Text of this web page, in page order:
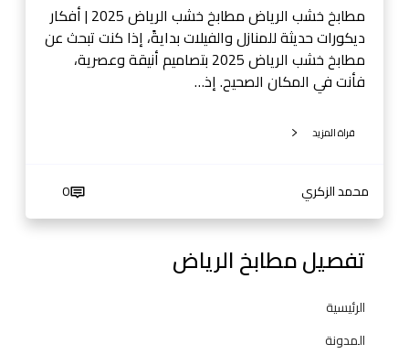
مطابخ خشب الرياض مطابخ خشب الرياض 2025 | أفكار
ديكورات حديثة للمنازل والفيلات بدايةً، إذا كنت تبحث عن
مطابخ خشب الرياض 2025 بتصاميم أنيقة وعصرية،
فأنت في المكان الصحيح. إذ…
قراة المزيد
محمد الزكري 0
تفصيل مطابخ الرياض
الرئيسية
المدونة